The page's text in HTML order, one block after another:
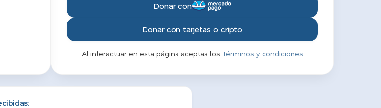
Donar con
Donar con tarjetas o cripto
Al interactuar en esta página aceptas los Términos y condiciones